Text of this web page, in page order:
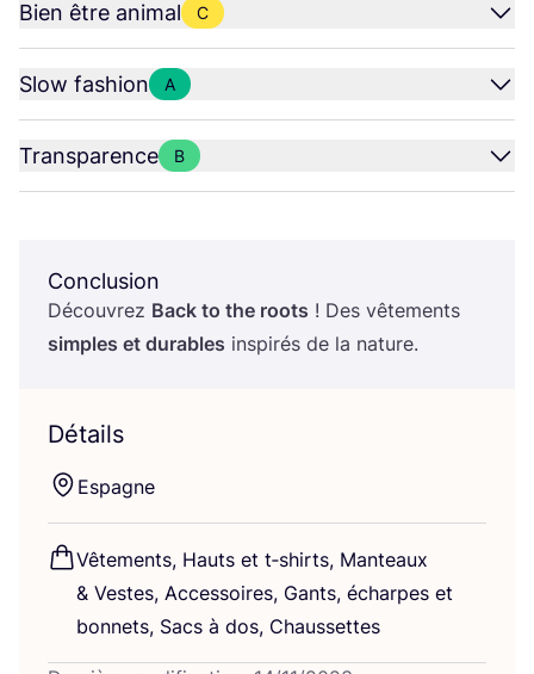
Bien être animal C
Slow fashion A
Transparence B
Conclusion
Décou­vrez Back to the roots ! Des vête­ments
simples et durables ins­pi­rés de la nature.
Détails
Espagne
Vête­ments, Hauts et t‑shirts, Man­teaux
& Vestes, Acces­soires, Gants, écharpes et
bon­nets, Sacs à dos, Chaussettes